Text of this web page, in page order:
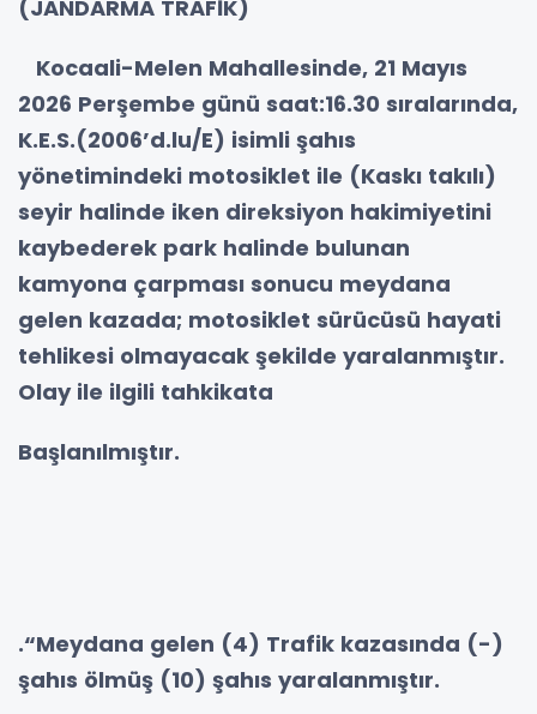
(JANDARMA TRAFİK)
Kocaali-Melen Mahallesinde, 21 Mayıs
2026 Perşembe günü saat:16.30 sıralarında,
K.E.S.(2006’d.lu/E) isimli şahıs
yönetimindeki motosiklet ile (Kaskı takılı)
seyir halinde iken direksiyon hakimiyetini
kaybederek park halinde bulunan
kamyona çarpması sonucu meydana
gelen kazada; motosiklet sürücüsü hayati
tehlikesi olmayacak şekilde yaralanmıştır.
Olay ile ilgili tahkikata
Başlanılmıştır.
.“Meydana gelen (4) Trafik kazasında (-)
şahıs ölmüş (10) şahıs yaralanmıştır.